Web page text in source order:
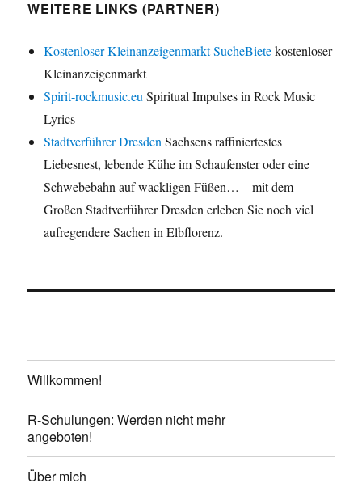
WEITERE LINKS (PARTNER)
Kostenloser Kleinanzeigenmarkt SucheBietekostenloser
Kleinanzeigenmarkt
Spirit-rockmusic.eu Spiritual Impulses in Rock Music
Lyrics
Stadtverführer Dresden Sachsens raffiniertestes
Liebesnest, lebende Kühe im Schaufenster oder eine
Schwebebahn auf wackligen Füßen… – mit dem
Großen Stadtverführer Dresden erleben Sie noch viel
aufregendere Sachen in Elbflorenz.
Willkommen!
R-Schulungen: Werden nicht mehr
angeboten!
Über mich